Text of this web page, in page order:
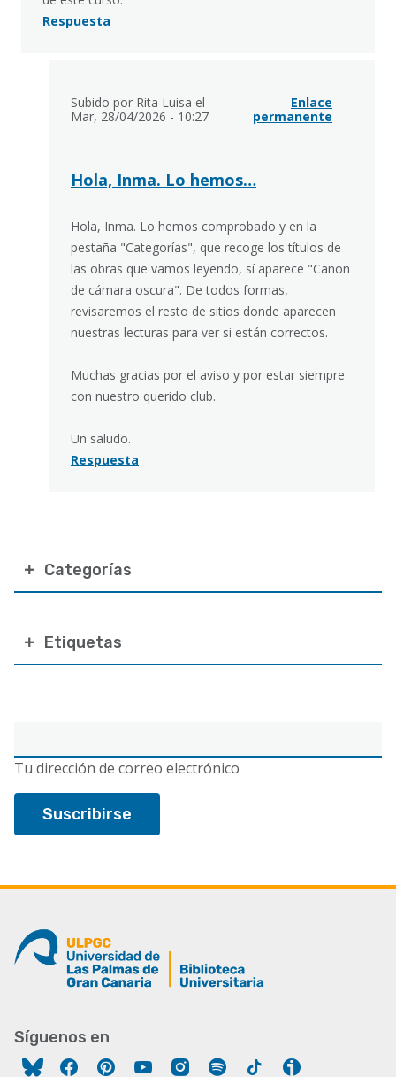
electrónico
Tu dirección de correo electrónico
Categorías
Etiquetas
Respuesta
Subido por Rita Luisa el
Mar, 28/04/2026 - 10:27
En
respuesta
lecturas
por
Enlace
permanente
Hola, Inma. Lo hemos…
Hola, Inma. Lo hemos comprobado y en la
pestaña "Categorías", que recoge los títulos de
las obras que vamos leyendo, sí aparece "Canon
de cámara oscura". De todos formas,
revisaremos el resto de sitios donde aparecen
nuestras lecturas para ver si están correctos.
Muchas gracias por el aviso y por estar siempre
con nuestro querido club.
Un saludo.
Respuesta
Síguenos en
FacebookPinterestYouTubeInstagram
Spotify Tiktok